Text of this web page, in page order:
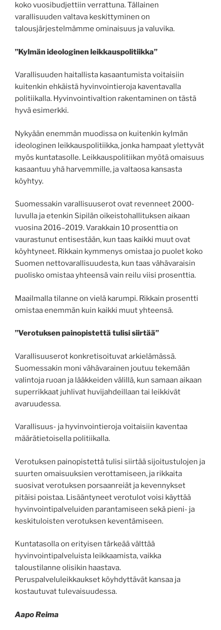
koko vuosibudjettiin verrattuna. Tällainen
varallisuuden valtava keskittyminen on
talousjärjestelmämme ominaisuus ja valuvika.
”Kylmän ideologinen leikkauspolitiikka”
Varallisuuden haitallista kasaantumista voitaisiin
kuitenkin ehkäistä hyvinvointieroja kaventavalla
politiikalla. Hyvinvointivaltion rakentaminen on tästä
hyvä esimerkki.
Nykyään enemmän muodissa on kuitenkin kylmän
ideologinen leikkauspolitiikka, jonka hampaat ylettyvät
myös kuntatasolle. Leikkauspolitiikan myötä omaisuus
kasaantuu yhä harvemmille, ja valtaosa kansasta
köyhtyy.
Suomessakin varallisuuserot ovat revenneet 2000-
luvulla ja etenkin Sipilän oikeistohallituksen aikaan
vuosina 2016–2019. Varakkain 10 prosenttia on
vaurastunut entisestään, kun taas kaikki muut ovat
köyhtyneet. Rikkain kymmenys omistaa jo puolet koko
Suomen nettovarallisuudesta, kun taas vähävaraisin
puolisko omistaa yhteensä vain reilu viisi prosenttia.
Maailmalla tilanne on vielä karumpi. Rikkain prosentti
omistaa enemmän kuin kaikki muut yhteensä.
”Verotuksen painopistettä tulisi siirtää”
Varallisuuserot konkretisoituvat arkielämässä.
Suomessakin moni vähävarainen joutuu tekemään
valintoja ruoan ja lääkkeiden välillä, kun samaan aikaan
superrikkaat juhlivat huvijahdeillaan tai leikkivät
avaruudessa.
Varallisuus- ja hyvinvointieroja voitaisiin kaventaa
määrätietoisella politiikalla.
Verotuksen painopistettä tulisi siirtää sijoitustulojen ja
suurten omaisuuksien verottamiseen, ja rikkaita
suosivat verotuksen porsaanreiät ja kevennykset
pitäisi poistaa. Lisääntyneet verotulot voisi käyttää
hyvinvointipalveluiden parantamiseen sekä pieni- ja
keskituloisten verotuksen keventämiseen.
Kuntatasolla on erityisen tärkeää välttää
hyvinvointipalveluista leikkaamista, vaikka
taloustilanne olisikin haastava.
Peruspalveluleikkaukset köyhdyttävät kansaa ja
kostautuvat tulevaisuudessa.
Aapo Reima